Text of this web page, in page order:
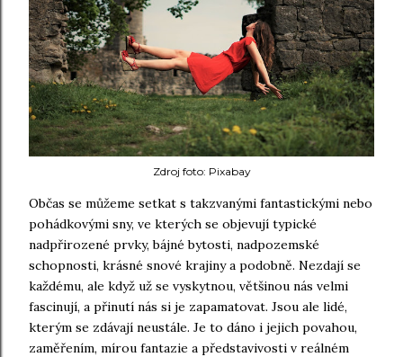
Zdroj foto: Pixabay
Občas se můžeme setkat s takzvanými fantastickými nebo
pohádkovými sny, ve kterých se objevují typické
nadpřirozené prvky, bájné bytosti, nadpozemské
schopnosti, krásné snové krajiny a podobně. Nezdají se
každému, ale když už se vyskytnou, většinou nás velmi
fascinují, a přinutí nás si je zapamatovat. Jsou ale lidé,
kterým se zdávají neustále. Je to dáno i jejich povahou,
zaměřením, mírou fantazie a představivosti v reálném